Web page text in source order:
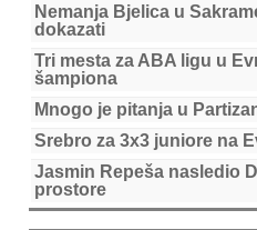
Nemanja Bjelica u
dokazati
Tri mesta za ABA ligu u
šampiona
Mnogo je pitanja u
Srebro za 3x3 juniore na
Jasmin Repeša nasledio
prostore